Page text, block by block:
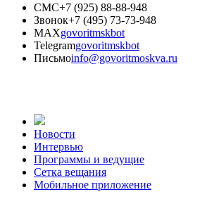
СМС+7 (925) 88-88-948
Звонок+7 (495) 73-73-948
MAXgovoritmskbot
Telegramgovoritmskbot
Письмоinfo@govoritmoskva.ru
Новости
Интервью
Программы и ведущие
Сетка вещания
Мобильное приложение